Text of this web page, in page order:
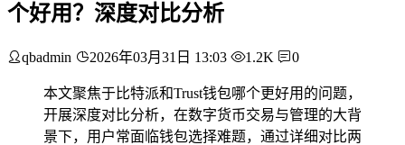
个好用？深度对比分析
qbadmin 2026年03月31日 13:03 1.2K 0
本文聚焦于比特派和Trust钱包哪个更好用的问题，
开展深度对比分析，在数字货币交易与管理的大背
景下，用户常面临钱包选择难题，通过详细对比两